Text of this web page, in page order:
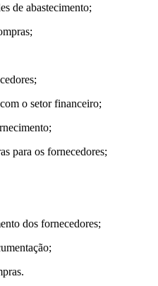
de abastecimento;
o setor financeiro;
para os fornecedores;
dos fornecedores;